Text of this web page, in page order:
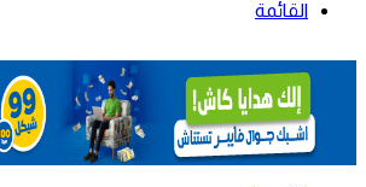
القائمة